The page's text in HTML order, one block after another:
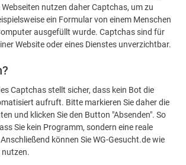
Webseiten nutzen daher Captchas, um zu
ein Formular von einem Menschen
ausgefüllt wurde. Captchas sind für
Website oder eines Dienstes unverzichtbar.
Captchas stellt sicher, dass kein Bot die
aufruft. Bitte markieren Sie daher die
und klicken Sie den Button "Absenden". So
Sie kein Programm, sondern eine reale
können Sie WG-Gesucht.de wie
nutzen.